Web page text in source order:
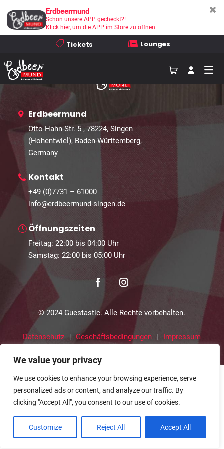
We value your privacy
We use cookies to enhance your browsing experience, serve
personalized ads or content, and analyze our traffic. By
clicking "Accept All", you consent to our use of cookies.
Customize Reject All Accept All
Tickets Lounges
Home Events Galerien
Anfahrt
Erdbeermund
Otto-Hahn-Str. 5 , 78224, Singen
(Hohentwiel), Baden-Württemberg,
Germany
Kontakt
+49 (0)7731 – 61000
info@erdbeermund-singen.de
Öffnungszeiten
Freitag: 22:00 bis 04:00 Uhr
Samstag: 22:00 bis 05:00 Uhr
© 2024 Guestastic. Alle Rechte vorbehalten.
Datenschutz Geschäftsbedingungen Impressum
Erdbeermund
Schon unsere APP gecheckt?!
Klick hier, um die APP im Store zu öffnen